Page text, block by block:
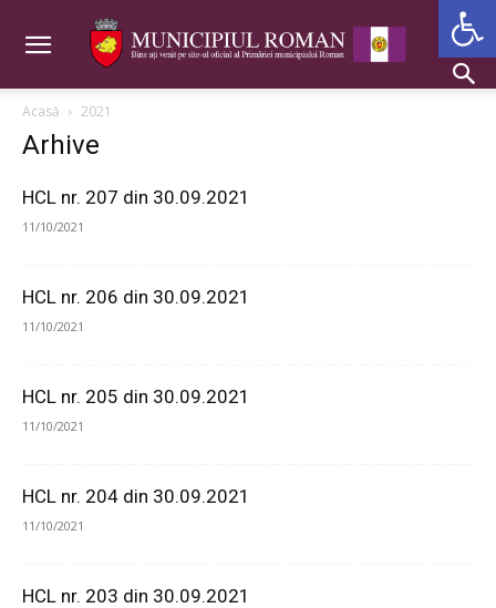
Acasă 2021
Arhive
HCL nr. 207 din 30.09.2021
11/10/2021
HCL nr. 206 din 30.09.2021
11/10/2021
HCL nr. 205 din 30.09.2021
11/10/2021
HCL nr. 204 din 30.09.2021
11/10/2021
HCL nr. 203 din 30.09.2021